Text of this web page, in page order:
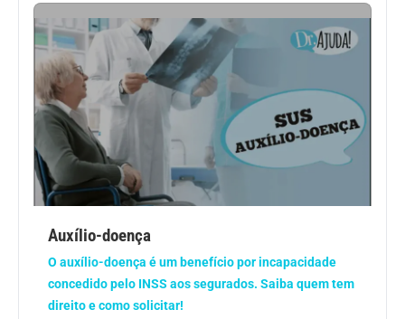
Bem estar
Vida Saudável
Saúde da mulher
Anemia
Aparelho Digestivo
Auxílio-doença
O auxílio-doença é um benefício por incapacidade
concedido pelo INSS aos segurados. Saiba quem tem
direito e como solicitar!